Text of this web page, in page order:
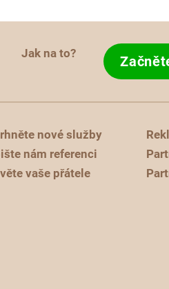
Jak na to?
nové služby
nám referenci
vaše přátele